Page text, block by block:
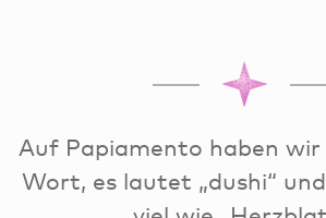
Auf Papiamento haben wir
Wort, es lautet „dushi“